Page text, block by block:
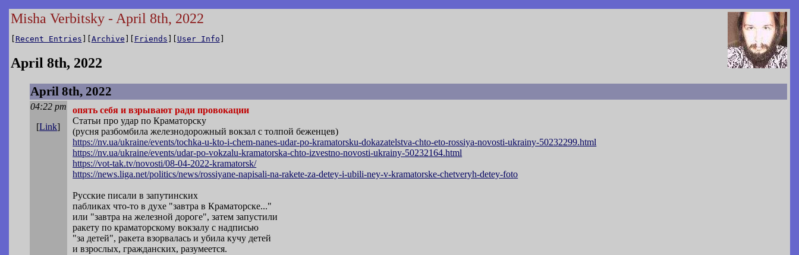
Misha Verbitsky - April 8th, 2022
[ Recent Entries ][Archive ][ Friends ][ User Info ]
April 8th, 2022
April 8th, 2022
04:22 pm
[Link]
опять себя и взрывают ради провокации
Статьи про удар по Краматорску
(русня разбомбила железнодорожный вокзал с толпой беженцев)
https://nv.ua/ukraine/events/tochka-u-kto-i-chem-nanes-udar-po-kramatorsku-dokazatelstva-chto-eto-rossiya-novosti-ukrainy-50232299.html
https://nv.ua/ukraine/events/udar-po-vokzalu-kramatorska-chto-izvestno-novosti-ukrainy-50232164.html
https://vot-tak.tv/novosti/08-04-2022-kramatorsk/
https://news.liga.net/politics/news/rossiyane-napisali-na-rakete-za-detey-i-ubili-ney-v-kramatorske-chetveryh-detey-foto
Русские писали в запутинских
пабликах что-то в духе "завтра в Краматорске..."
или "завтра на железной дороге", затем запустили
ракету по краматорскому вокзалу с надписью
"за детей", ракета взорвалась и убила кучу детей
и взрослых, гражданских, разумеется.